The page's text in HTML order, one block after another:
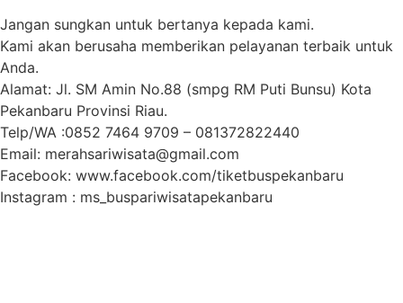
Jangan sungkan untuk bertanya kepada kami.
Kami akan berusaha memberikan pelayanan terbaik untuk
Anda.
Alamat: Jl. SM Amin No.88 (smpg RM Puti Bunsu) Kota
Pekanbaru Provinsi Riau.
Telp/WA :0852 7464 9709 – 081372822440
Email: merahsariwisata@gmail.com
Facebook: www.facebook.com/tiketbuspekanbaru
Instagram : ms_buspariwisatapekanbaru